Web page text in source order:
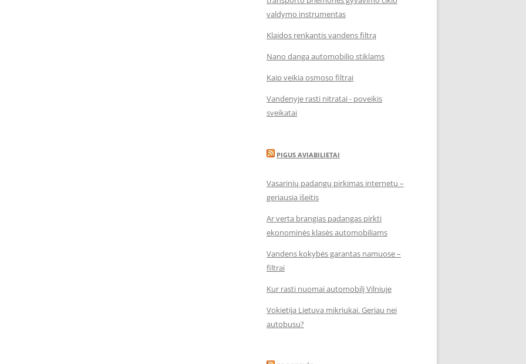
valdymo instrumentas
Klaidos renkantis vandens filtrą
Nano danga automobilio stiklams
Kaip veikia osmoso filtrai
Vandenyje rasti nitratai - poveikis
sveikatai
PIGUS AVIABILIETAI
Vasarinių padangų pirkimas internetu –
geriausia išeitis
Ar verta brangias padangas pirkti
ekonominės klasės automobiliams
Vandens kokybės garantas namuose –
filtrai
Kur rasti nuomai automobilį Vilniuje
Vokietija Lietuva mikriukai. Geriau nei
autobusu?